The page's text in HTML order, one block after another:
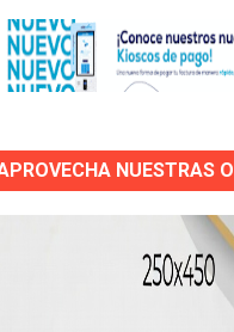
entre EEUU e
NUESTRAS